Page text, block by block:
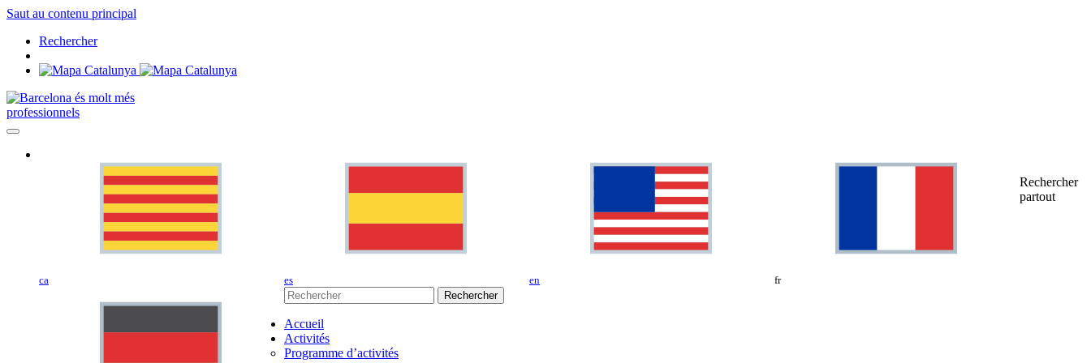
Saut au contenu principal
Rechercher
professionnels
ca es en fr
Rechercher
partout
Rechercher
Accueil
Activités
Programme d’activités